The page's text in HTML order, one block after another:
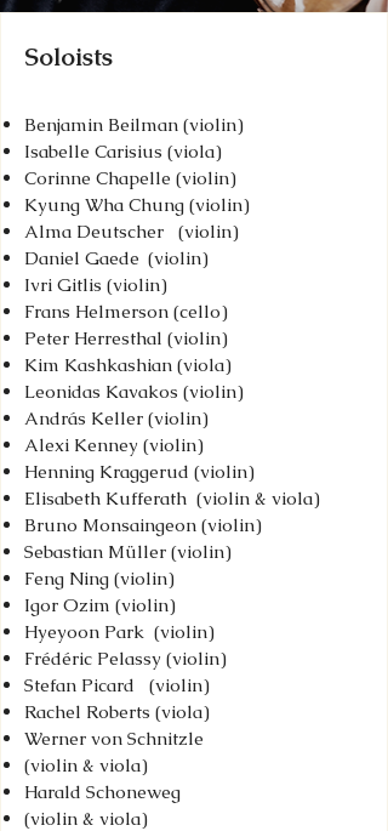
Soloists
Benjamin Beilman (violin)
Isabelle Carisius (viola)
Corinne Chapelle (violin)
Kyung Wha Chung (violin)
Alma Deutscher
(violin)
Daniel Gaede (violin)
Ivri Gitlis (violin)
Frans Helmerson (cello)
Peter Herresthal (violin)
Kim Kashkashian (viola)
Leonidas Kavakos (violin)
András Keller (violin)
Alexi Kenney (violin)
Henning Kraggerud (violin)
Elisabeth Kufferath (violin & viola)
Bruno Monsaingeon (violin)
Sebastian Müller (violin)
Feng Ning (violin)
Igor Ozim (violin)
Hyeyoon Park (violin)
Frédéric Pelassy (violin)
Stefan Picard (violin)
Rachel Roberts (viola)
Werner von Schnitzle
(violin & viola)
Harald Schoneweg
(violin & viola)